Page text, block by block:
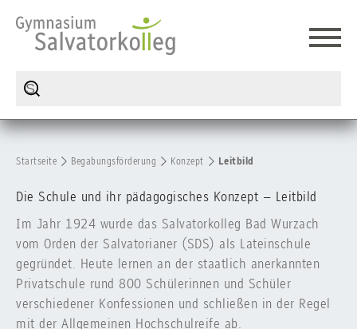
Startseite Begabungsförderung Konzept Leitbild
Die Schule und ihr pädagogisches Konzept – Leitbild
Im Jahr 1924 wurde das Salvatorkolleg Bad Wurzach
vom Orden der Salvatorianer (SDS) als Lateinschule
gegründet. Heute lernen an der staatlich anerkannten
Privatschule rund 800 Schülerinnen und Schüler
verschiedener Konfessionen und schließen in der Regel
mit der Allgemeinen Hochschulreife ab.